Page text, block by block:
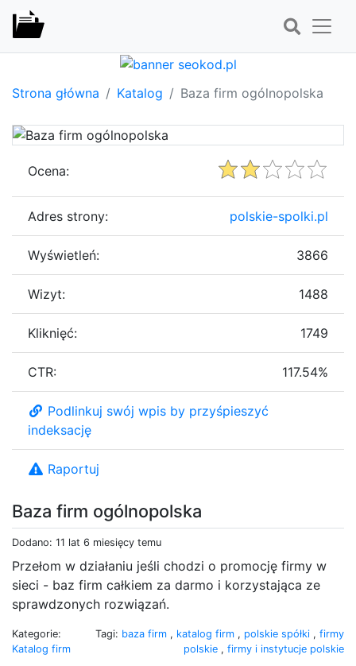
Strona główna Katalog Baza firm ogólnopolska
Baza firm ogólnopolska
Dodano: 11 lat 6 miesięcy temu
Przełom w działaniu jeśli chodzi o promocję firmy w
sieci - baz firm całkiem za darmo i korzystająca ze
sprawdzonych rozwiązań.
Kategorie:
Katalog firm
Tagi: baza firm , katalog firm , polskie spółki , firmy
polskie , firmy i instytucje polskie
Ocena:
Adres strony: polskie-spolki.pl
Wyświetleń: 3866
Wizyt: 1488
Kliknięć: 1749
CTR: 117.54%
Podlinkuj swój wpis by przyśpieszyć
indeksację
Raportuj